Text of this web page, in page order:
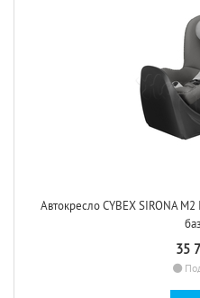
Автокресло CYBEX SIRONA
35